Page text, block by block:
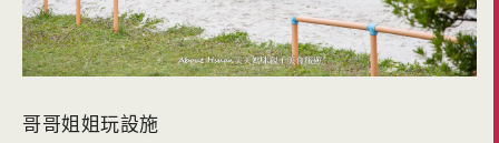
哥哥姐姐玩設施